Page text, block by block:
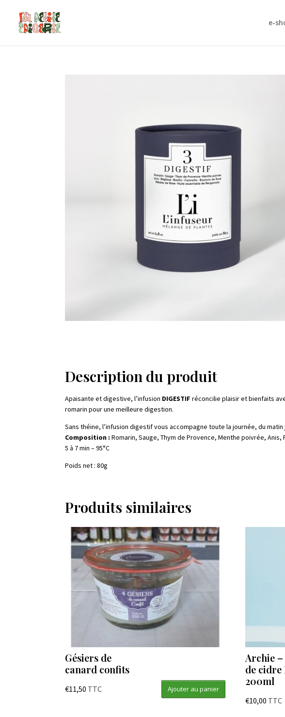
e-
Description du produit
Apaisante et digestive, l’infusion DIGESTIF réconcilie plaisir et bienfaits
romarin pour une meilleure digestion.
Sans théine, l’infusion digestif vous accompagne toute la journée, du matin
Composition :Romarin, Sauge, Thym de Provence, Menthe poivrée,
5 à 7 min – 95°C
Poids net : 80g
Produits similaires
Gésiers de
canard confits
€11,50 TTC Ajouter au panier
Archie
de cidre
200ml
€10,00 TTC